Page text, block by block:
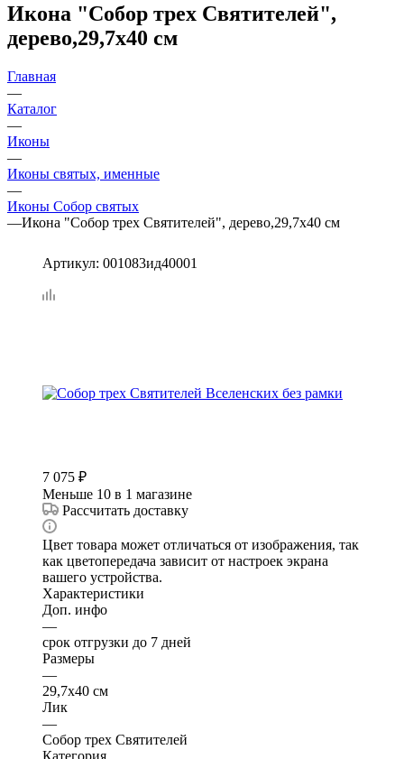
Икона "Собор трех Святителей",
дерево,29,7х40 см
Главная
—
Каталог
—
Иконы
—
Иконы святых, именные
—
Иконы Собор святых
—Икона "Собор трех Святителей", дерево,29,7х40 см
Артикул: 001083ид40001
7 075 ₽
Меньше 10 в 1 магазине
Рассчитать доставку
Цвет товара может отличаться от изображения, так
как цветопередача зависит от настроек экрана
вашего устройства.
Характеристики
Доп. инфо
—
срок отгрузки до 7 дней
Размеры
—
29,7х40 см
Лик
—
Собор трех Святителей
Категория